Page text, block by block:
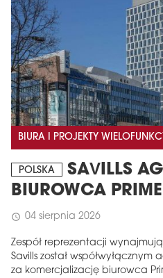
BIURA I PROJEKTY
POLSKA
SAVILLS
BIUROWCA
schedule 04 sierpnia 2026
Zespół reprezentacji
Savills został
za komercjalizację biurowca